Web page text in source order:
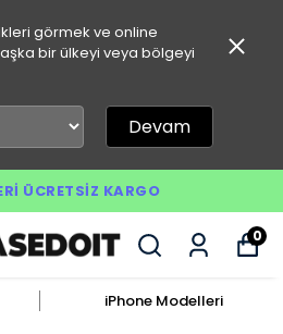
görmek ve online
bir ülkeyi veya bölgeyi
Devam
ÜCRETSIZ KARGO
0
iPhone Modelleri